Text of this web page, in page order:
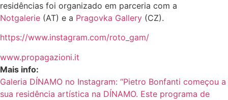
residências foi organizado em parceria com a
Notgalerie (AT) e a Pragovka Gallery (CZ).
https://www.instagram.com/roto_gam/
www.propagazioni.it
Mais info:
Galeria DÍNAMO no Instagram: “Pietro Bonfanti começou a
sua residência artística na DÍNAMO. Este programa de